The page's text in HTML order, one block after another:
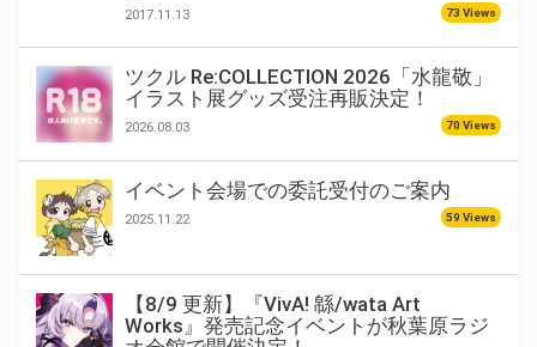
2017.11.13 73 Views
ツクル Re:COLLECTION 2026「水龍敬」
イラスト展グッズ受注再販決定！
2026.08.03 70 Views
イベント会場での委託受付のご案内
2025.11.22 59 Views
【8/9 更新】『VivA! 緜/wata Art
Works』発売記念イベントが秋葉原ラジ